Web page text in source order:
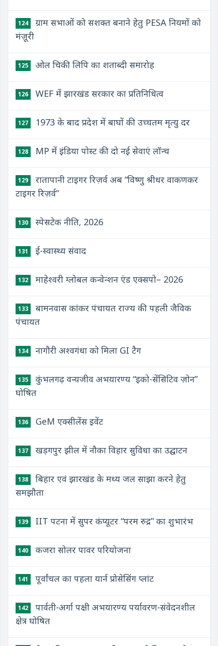
124
ग्राम सभाओं को सशक्त बनाने हेतु PESA नियमों को
मंज़ूरी
125 ओल चिकी लिपि का शताब्दी समारोह
126 WEF में झारखंड सरकार का प्रतिनिधित्व
127 1973 के बाद प्रदेश में बाघों की उच्चतम मृत्यु दर
128 MP में इंडिया पोस्ट की दो नई सेवाएं लॉन्च
129
रातापानी टाइगर रिज़र्व अब “विष्णु श्रीधर वाकणकर
टाइगर रिज़र्व”
130 स्पेसटेक नीति, 2026
131 ई-स्वास्थ्य संवाद
132 माहेश्वरी ग्लोबल कन्वेन्शन एंड एक्सपो– 2026
133
बामनवास कांकर पंचायत राज्य की पहली जैविक
पंचायत
134 नागौरी अश्वगंधा को मिला GI टैग
135
कुंभलगढ़ वन्यजीव अभयारण्य “इको-सेंसिटिव ज़ोन”
घोषित
136 GeM एक्सीलेंस इवेंट
137 खड़गपुर झील में नौका विहार सुविधा का उद्घाटन
138
बिहार एवं झारखंड के मध्य जल साझा करने हेतु
समझौता
139 IIT पटना में सुपर कंप्यूटर “परम रुद्र” का शुभारंभ
140 कजरा सोलर पावर परियोजना
141 पूर्वांचल का पहला यार्न प्रोसेसिंग प्लांट
142
पार्वती-अर्गा पक्षी अभयारण्य पर्यावरण-संवेदनशील
क्षेत्र घोषित